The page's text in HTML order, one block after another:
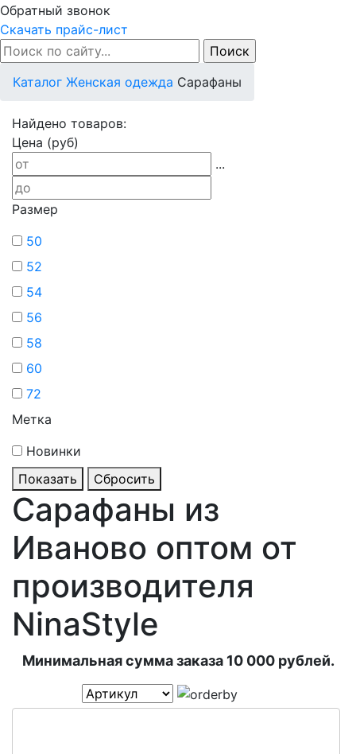
Обратный звонок
Скачать прайс-лист
Каталог Женская одежда Сарафаны
Найдено товаров:
Цена (руб)
...
Размер
50
52
54
56
58
60
72
Метка
Новинки
Показать
Сбросить
Сарафаны из
Иваново оптом от
производителя
NinaStyle
Минимальная сумма заказа 10 000 рублей.